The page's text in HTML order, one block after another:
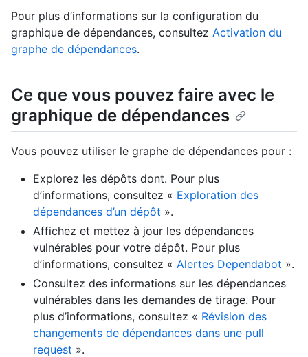
Pour plus d’informations sur la configuration du
graphique de dépendances, consultez Activation du
graphe de dépendances.
Ce que vous pouvez faire avec le
graphique de dépendances
Vous pouvez utiliser le graphe de dépendances pour :
Explorez les dépôts dont. Pour plus
d’informations, consultez « Exploration des
dépendances d’un dépôt ».
Affichez et mettez à jour les dépendances
vulnérables pour votre dépôt. Pour plus
d’informations, consultez « Alertes Dependabot ».
Consultez des informations sur les dépendances
vulnérables dans les demandes de tirage. Pour
plus d’informations, consultez « Révision des
changements de dépendances dans une pull
request ».